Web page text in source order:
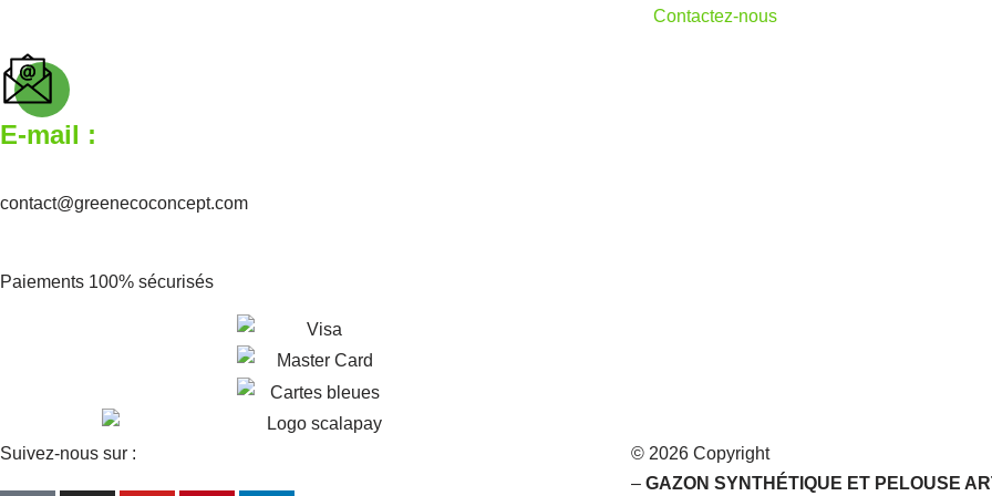
E-mail :
contact@greenecoconcept.com
Paiements 100% sécurisés
Contactez-nous
Suivez-nous sur :
© 2026 Copyright
– GAZON SYNTHÉTIQUE ET PELOUSE